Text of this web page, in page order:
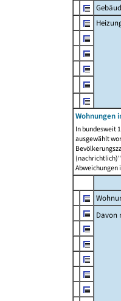
Wohnungen
In bundesweit
ausgewählt
Abweichungen
Davon